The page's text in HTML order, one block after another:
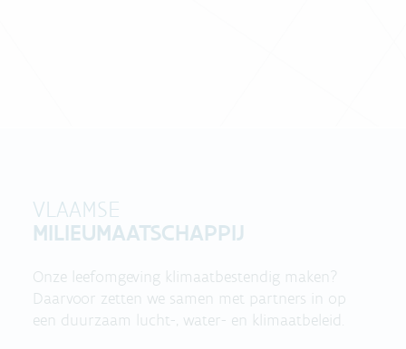
VLAAMSE
MILIEUMAATSCHAPPIJ
Onze leefomgeving klimaatbestendig maken?
Daarvoor zetten we samen met partners in op
een duurzaam lucht-, water- en klimaatbeleid.